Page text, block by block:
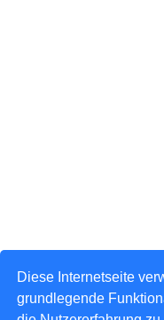
Diese Internetseite
grundlegende